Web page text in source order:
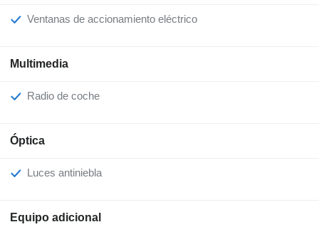
Ventanas de accionamiento eléctrico
Multimedia
Radio de coche
Óptica
Luces antiniebla
Equipo adicional